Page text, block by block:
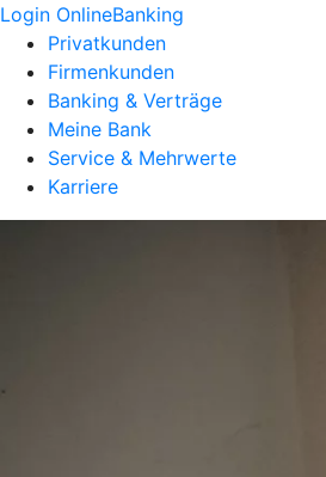
Login OnlineBanking
Privatkunden
Firmenkunden
Banking & Verträge
Meine Bank
Service & Mehrwerte
Karriere